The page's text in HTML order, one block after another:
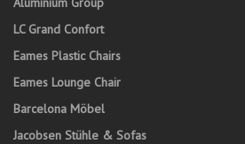
LC Grand Confort
Eames Plastic Chairs
Eames Lounge Chair
Barcelona Möbel
Jacobsen Stühle & Sofas